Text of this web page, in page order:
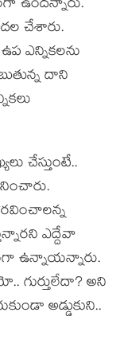
ఉంద‌న్నారు.
చేశారు.
ఎన్నిక‌ల‌ను
దాని
చేస్తుంటే..
ఎద్దేవా
ఉన్నాయ‌న్నారు.
అని
అడ్డుకుని..